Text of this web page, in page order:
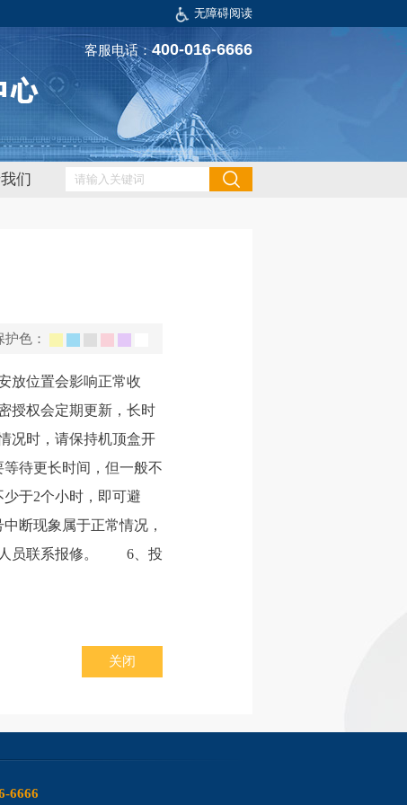
无障碍阅读
客服电话：400-016-6666
们
护色：
放位置会影响正常收
授权会定期更新，长时
况时，请保持机顶盒开
待更长时间，但一般不
于2个小时，即可避
断现象属于正常情况，
人员联系报修。 6、投
关闭
6666